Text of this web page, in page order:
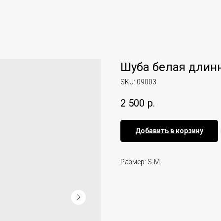
Шуба белая
SKU: 09003
2 500 р.
Добавить в корзину
Размер: S-M